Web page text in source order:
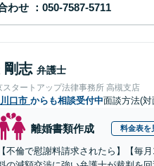
わせ
剛志 弁護士
スタートアップ法律事務所 高槻支店
川口市 からも相談受付中面談方法(
離婚書類作成 料金表を
【不倫で慰謝料請求されたら】【毎